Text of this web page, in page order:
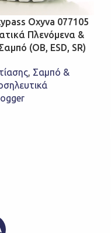
Oxyva 077105
Πλενόμενα &
(OB, ESD, SR)
, Σαμπό &